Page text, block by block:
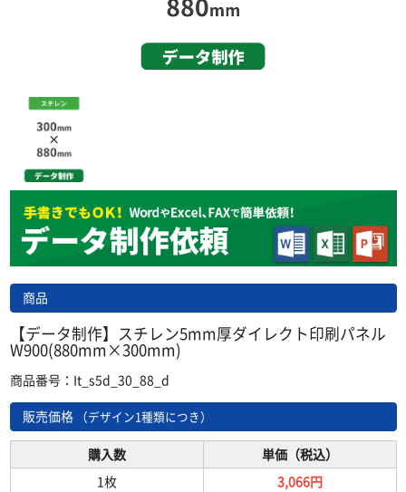
商品
【データ制作】スチレン5mm厚ダイレクト印刷パネル
W900(880mm×300mm)
商品番号：It_s5d_30_88_d
販売価格 （デザイン1種類につき）
購入数
単価（税込）
1枚
3,066円